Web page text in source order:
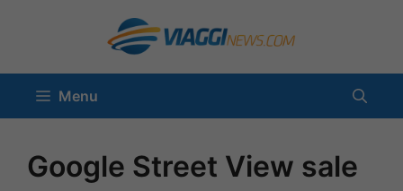
contenuto
Menu
Google Street View sale